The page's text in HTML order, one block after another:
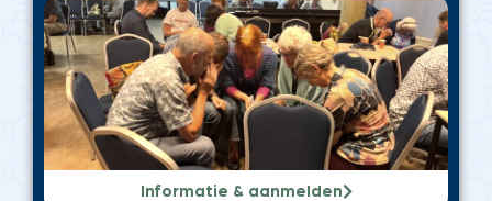
Informatie & aanmelden